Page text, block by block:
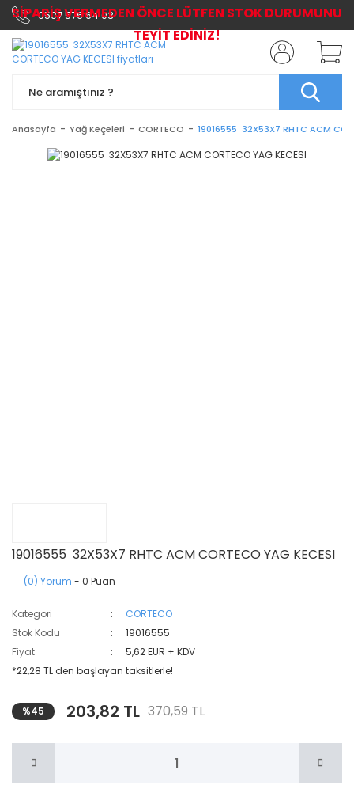
0507 576 64 03
Anasayfa Yağ Keçeleri CORTECO 19016555 32X53X7 RHTC ACM
19016555 32X53X7 RHTC ACM CORTECO YAG KECESI
(0) Yorum - 0 Puan
Kategori
CORTECO
Stok Kodu
19016555
Fiyat
5,62 EUR + KDV
*22,28 TL den başlayan taksitlerle!
%45 203,82 TL 370,59 TL
SİPARİŞ VERMEDEN ÖNCE LÜTFEN STOK DURUMUNU
TEYİT EDİNİZ!